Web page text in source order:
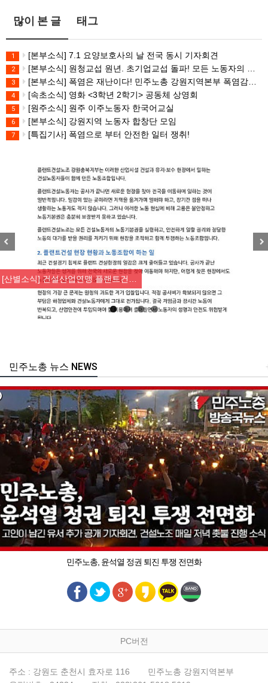
많이 본 글 태그
1 [본부소식] 7.1 요양보호사의 날 전국 동시 기자회견
2 [본부소식] 원청교섭 원년. 초기업교섭 돌파! 모든 노동자의 노동기본권 쟁취! 민주노총 7.15 총파업대회
3 [본부소식] 폭염은 재난이다! 민주노총 강원지역본부 폭염감시단 선포 기자회견
4 [속초소식] 영화 <3학년 2학기> 공동체 상영회
5 [원주소식] 원주 이주노동자 한국어교실
6 [본부소식] 강원지역 노동자 합창단 모임
7 [특집기사] 폭염으로 부터 안전한 일터 쟁취!
[산별소식] 건설산업연맹 플랜트건…
주노총 뉴스 NEWS
민주노총, 윤석열 정권 퇴진 투쟁 전면화
PC버전
주소 : 강원도 춘천시 효자로 116
민주노총 강원지역본부